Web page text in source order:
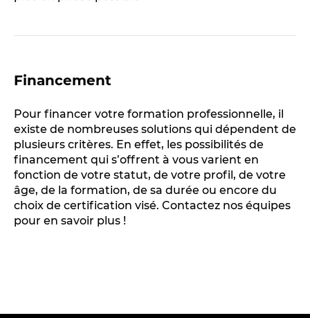
Financement
Pour financer votre formation professionnelle, il
existe de nombreuses solutions qui dépendent de
plusieurs critères. En effet, les possibilités de
financement qui s’offrent à vous varient en
fonction de votre statut, de votre profil, de votre
âge, de la formation, de sa durée ou encore du
choix de certification visé. Contactez nos équipes
pour en savoir plus !